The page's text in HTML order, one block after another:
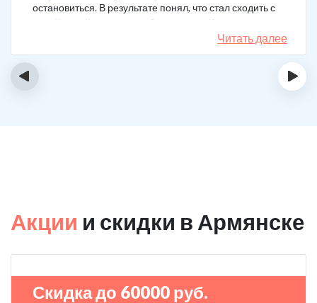
остановиться. В результате понял, что стал сходить с
ума. Каждый день не мог без выпивки. Когда осознал,
понял, что надо что-то в своей жизни менять. Нашел
телефон клиники в интернете, сразу приехал и
Читать далее
‹ ›
Акции и скидки в Армянске
Скидка до 60000 руб.